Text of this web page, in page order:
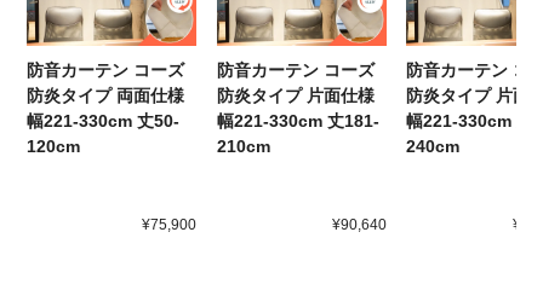
防音カーテン コーズ
防炎タイプ 両面仕様
幅221-330cm 丈50-
120cm
¥75,900
防音カーテン コーズ
防炎タイプ 片面仕様
幅221-330cm 丈181-
210cm
¥90,640
防音カーテン コ
防炎タイプ 片面
幅221-330cm 丈
240cm